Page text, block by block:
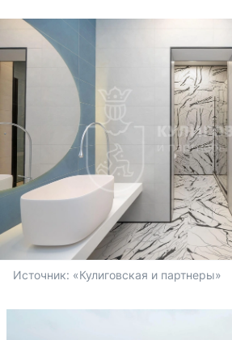
Источник: «Кулиговская и партнеры»